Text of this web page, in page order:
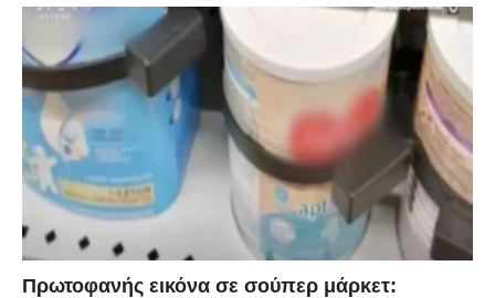
Πρωτοφανής εικόνα σε σούπερ μάρκετ: